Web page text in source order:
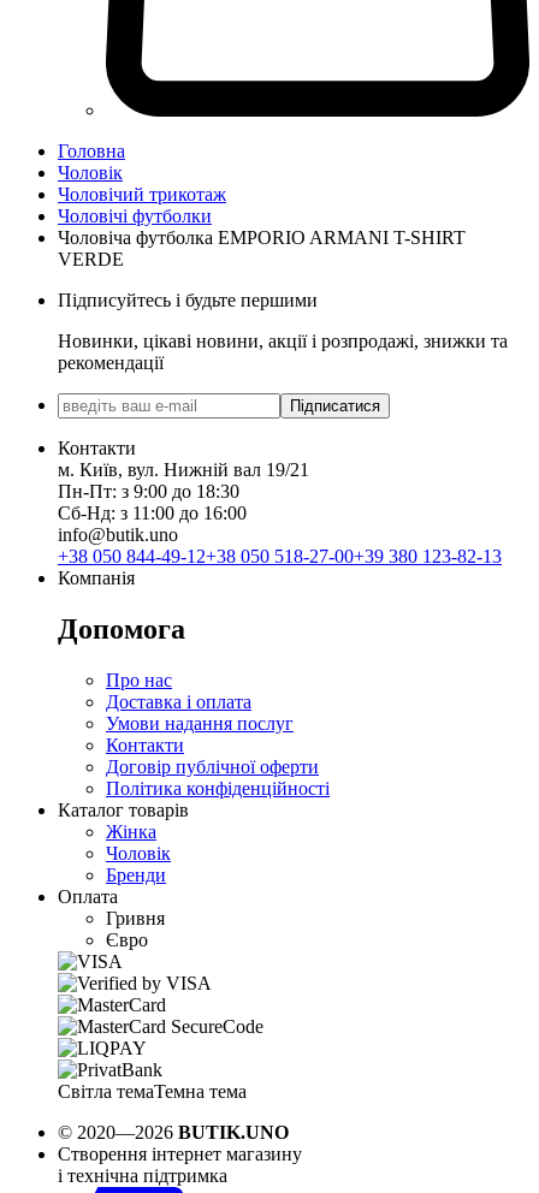
Головна
Чоловік
Чоловічий трикотаж
Чоловічі футболки
Чоловіча футболка EMPORIO ARMANI T-SHIRT
VERDE
Підписуйтесь і будьте першими
Новинки, цікаві новини, акції і розпродажі, знижки та
рекомендації
Підписатися
Контакти
м. Київ, вул. Нижній вал 19/21
Пн-Пт: з 9:00 до 18:30
Сб-Нд: з 11:00 до 16:00
info@butik.uno
+38 050 844-49-12+38 050 518-27-00+39 380 123-82-13
Компанія
Допомога
Про нас
Доставка і оплата
Умови надання послуг
Контакти
Договір публічної оферти
Політика конфіденційності
Каталог товарів
Жінка
Чоловік
Бренди
Оплата
Гривня
Євро
Світла темаТемна тема
© 2020—2026 BUTIK.UNO
Створення інтернет магазину
і технічна підтримка